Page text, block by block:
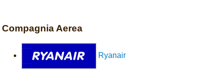
Compagnia Aerea
Ryanair